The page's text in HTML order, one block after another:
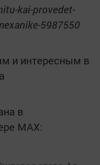
kai-provedet-
5987550
и интересным в
в
MАХ: